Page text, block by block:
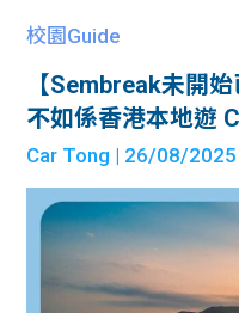
校園Guide
【Sembreak未開
不如係香港本地遊
Car Tong | 26/08/2025